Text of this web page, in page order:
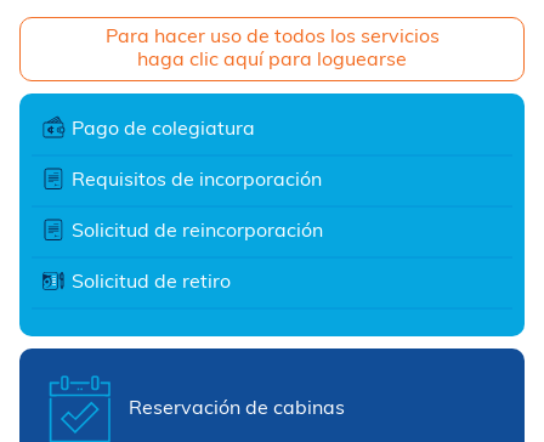
Para hacer uso de todos los servicios
haga clic aquí para loguearse
Pago de colegiatura
Requisitos de incorporación
Solicitud de reincorporación
Solicitud de retiro
Reservación de cabinas